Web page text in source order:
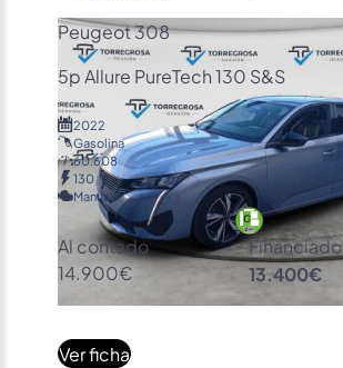
Peugeot 308
5p Allure PureTech 130 S&S
2022
Gasolina
60.608
130
Manual
Al contado
14.900€
Financiado
13.400€
Ver ficha